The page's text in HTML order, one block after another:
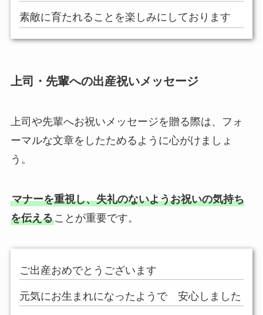
素敵に育たれることを楽しみにしております
上司・先輩への出産祝いメッセージ
上司や先輩へお祝いメッセージを贈る際は、フォ
ーマルな文章をしたためるように心がけましょ
う。
マナーを重視し、失礼のないようお祝いの気持ち
を伝えることが重要です。
ご出産おめでとうございます
元気にお生まれになったようで 安心しました